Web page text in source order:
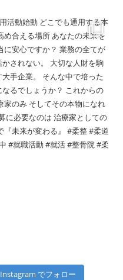
Instagram でフォロー